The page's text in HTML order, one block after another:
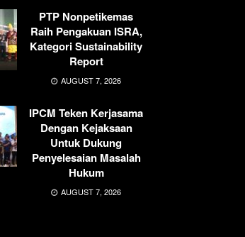
PTP Nonpetikemas
Raih Pengakuan ISRA,
Kategori Sustainability
Report
AUGUST 7, 2026
IPCM Teken Kerjasama
Dengan Kejaksaan
Untuk Dukung
Penyelesaian Masalah
Hukum
AUGUST 7, 2026